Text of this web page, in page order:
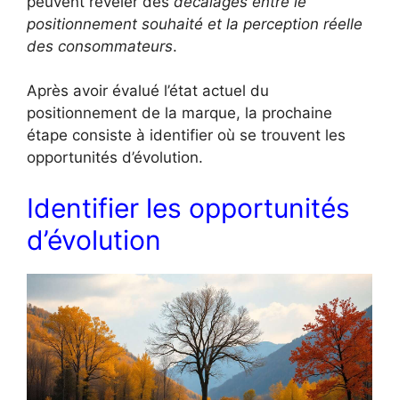
positionnement souhaité et la perception réelle
des consommateurs.
Après avoir évalué l’état actuel du
positionnement de la marque, la prochaine
étape consiste à identifier où se trouvent les
opportunités d’évolution.
Identifier les opportunités
d’évolution